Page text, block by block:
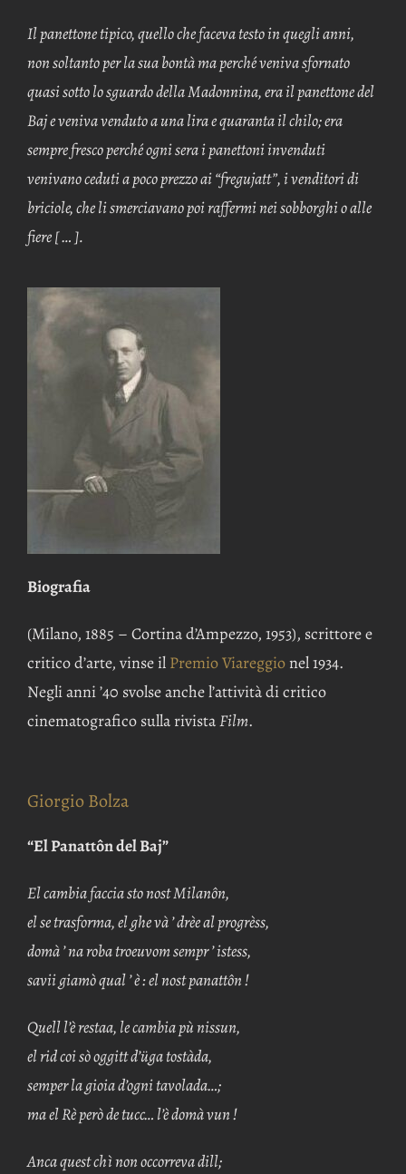
Il panettone tipico, quello che faceva testo in quegli anni,
non soltanto per la sua bontà ma perché veniva sfornato
quasi sotto lo sguardo della Madonnina, era il panettone del
Baj e veniva venduto a una lira e quaranta il chilo; era
sempre fresco perché ogni sera i panettoni invenduti
venivano ceduti a poco prezzo ai “fregujatt”, i venditori di
briciole, che li smerciavano poi raffermi nei sobborghi o alle
fiere [ … ].
Biografia
(Milano, 1885 – Cortina d’Ampezzo, 1953), scrittore e
critico d’arte, vinse il Premio Viareggionel 1934.
Negli anni ’40 svolse anche l’attività di critico
cinematografico sulla rivistaFilm.
Giorgio Bolza
“El Panattôn del Baj”
El cambia faccia sto nost Milanôn,
el se trasforma, el ghe và ’ drèe al progrèss,
domà ’ na roba troeuvom sempr ’ istess,
savii giamò qual ’ è : el nost panattôn !
Quell l’è restaa, le cambia pù nissun,
el rid coi sò oggitt d’üga tostàda,
semper la gioia d’ogni tavolada…;
ma el Rè però de tucc… l’è domà vun !
Anca quest chì non occorreva dill;